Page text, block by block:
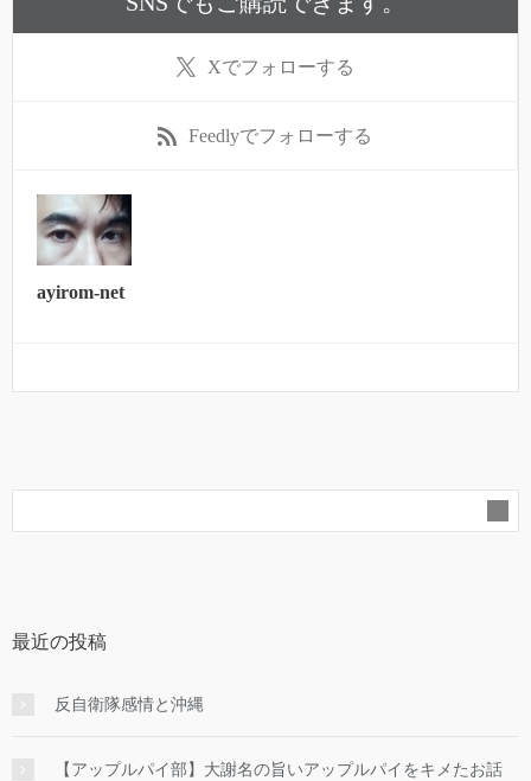
Xでフォローする
Feedlyでフォローする
ayirom-net
最近の投稿
反自衛隊感情と沖縄
【アップルパイ部】大謝名の旨いアップルパイをキメたお話